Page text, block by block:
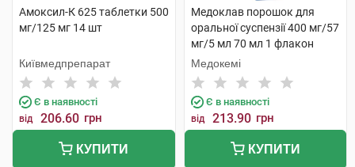
Амоксил-К 625 таблетки 500
мг/125 мг 14 шт
Київмедпрепарат
Є в наявності
від 206.60 грн
КУПИТИ
Медоклав порошок для
оральної суспензії 400 мг/57
мг/5 мл 70 мл 1 флакон
Медокемі
Є в наявності
від 213.90 грн
КУПИТИ